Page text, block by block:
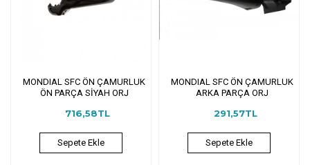
MONDIAL SFC ÖN ÇAMURLUK
ÖN PARÇA SİYAH ORJ
716,58TL
Sepete Ekle
MONDIAL SFC ÖN ÇAMURLUK
ARKA PARÇA ORJ
291,57TL
Sepete Ekle